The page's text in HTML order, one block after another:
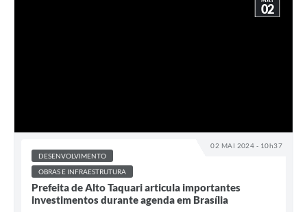
02 MAI 2024 - 10h37
02
DESENVOLVIMENTO
OBRAS E INFRAESTRUTURA
Prefeita de Alto Taquari articula importantes
investimentos durante agenda em Brasília